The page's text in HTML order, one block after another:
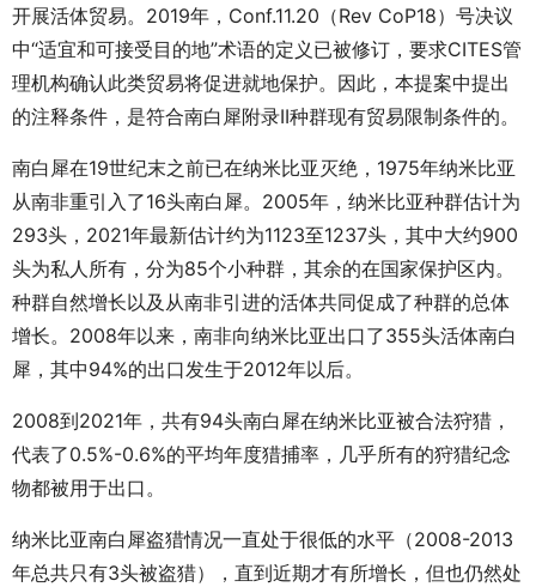
开展活体贸易。2019年，Conf.11.20（Rev CoP18）号决议
中“适宜和可接受目的地”术语的定义已被修订，要求CITES管
理机构确认此类贸易将促进就地保护。因此，本提案中提出
的注释条件，是符合南白犀附录II种群现有贸易限制条件的。
南白犀在19世纪末之前已在纳米比亚灭绝，1975年纳米比亚
从南非重引入了16头南白犀。2005年，纳米比亚种群估计为
293头，2021年最新估计约为1123至1237头，其中大约900
头为私人所有，分为85个小种群，其余的在国家保护区内。
种群自然增长以及从南非引进的活体共同促成了种群的总体
增长。2008年以来，南非向纳米比亚出口了355头活体南白
犀，其中94%的出口发生于2012年以后。
2008到2021年，共有94头南白犀在纳米比亚被合法狩猎，
代表了0.5%-0.6%的平均年度猎捕率，几乎所有的狩猎纪念
物都被用于出口。
纳米比亚南白犀盗猎情况一直处于很低的水平（2008-2013
年总共只有3头被盗猎），直到近期才有所增长，但也仍然处